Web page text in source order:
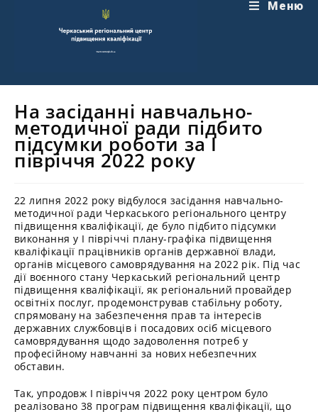
Меню
На засіданні навчально-
методичної ради підбито
підсумки роботи за І
півріччя 2022 року
22 липня 2022 року відбулося засідання навчально-
методичної ради Черкаського регіонального центру
підвищення кваліфікації, де було підбито підсумки
виконання у І півріччі плану-графіка підвищення
кваліфікації працівників органів державної влади,
органів місцевого самоврядування на 2022 рік. Під час
дії воєнного стану Черкаський регіональний центр
підвищення кваліфікації, як регіональний провайдер
освітніх послуг, продемонстрував стабільну роботу,
спрямовану на забезпечення прав та інтересів
державних службовців і посадових осіб місцевого
самоврядування щодо задоволення потреб у
професійному навчанні за нових небезпечних
обставин.
Так, упродовж І півріччя 2022 року центром було
реалізовано 38 програм підвищення кваліфікації, що